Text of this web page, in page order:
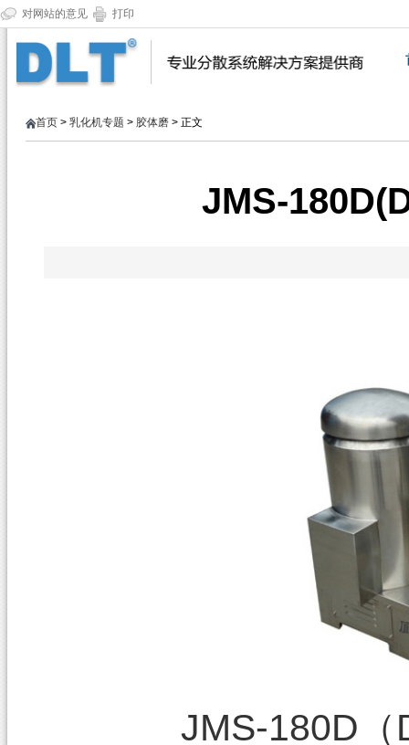
对网站的意见 打印
首页 > 乳化机专题 > 胶体磨 > 正文
JMS-
JMS-180D（